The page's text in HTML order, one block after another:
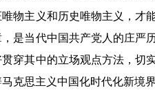
物主义和历史唯物主义，
是当代中国共产党人的庄
穿其中的立场观点方法，
克思主义中国化时代化新境界